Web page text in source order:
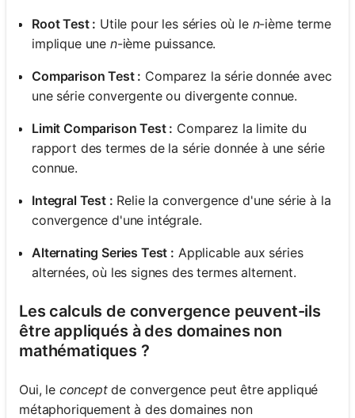
Root Test : Utile pour les séries où le n-ième terme
implique une n-ième puissance.
Comparison Test : Comparez la série donnée avec
une série convergente ou divergente connue.
Limit Comparison Test : Comparez la limite du
rapport des termes de la série donnée à une série
connue.
Integral Test : Relie la convergence d'une série à la
convergence d'une intégrale.
Alternating Series Test : Applicable aux séries
alternées, où les signes des termes alternent.
Les calculs de convergence peuvent-ils
être appliqués à des domaines non
mathématiques ?
Oui, le conceptde convergence peut être appliqué
métaphoriquement à des domaines non